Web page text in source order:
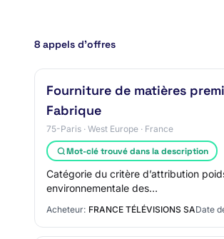
8 appels d’offres
Fourniture de matières
Fabrique
75-Paris · West Europe · France
Mot-clé trouvé dans la description
Catégorie du critère d’attribution
environnementale des…
Acheteur: FRANCE TÉLÉVISIONS SADate